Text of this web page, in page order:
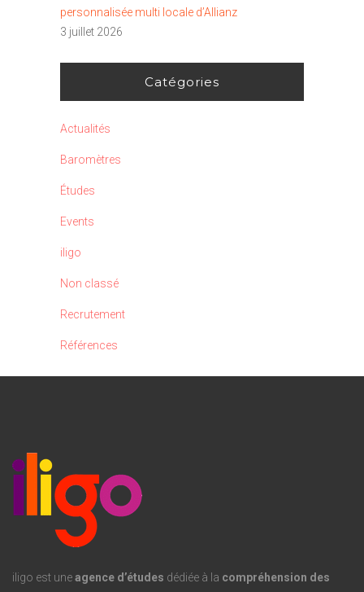
personnalisée multi locale d’Allianz
3 juillet 2026
Catégories
Actualités
Baromètres
Études
Events
iligo
Non classé
Recrutement
Références
iligo est uneagence d’études dédiée à la compréhension des